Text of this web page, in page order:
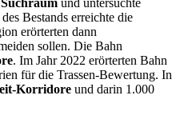
Suchraum und untersuchte
Bestands erreichte die
erörterten dann
sollen. Die Bahn
. Im Jahr 2022 erörterten Bahn
für die Trassen-Bewertung. In
Korridore und darin 1.000